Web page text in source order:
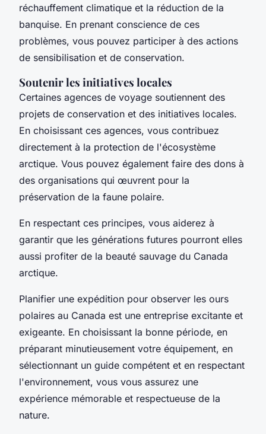
réchauffement climatique et la réduction de la
banquise. En prenant conscience de ces
problèmes, vous pouvez participer à des actions
de sensibilisation et de conservation.
Soutenir les initiatives locales
Certaines agences de voyage soutiennent des
projets de conservation et des initiatives locales.
En choisissant ces agences, vous contribuez
directement à la protection de l'écosystème
arctique. Vous pouvez également faire des dons à
des organisations qui œuvrent pour la
préservation de la faune polaire.
En respectant ces principes, vous aiderez à
garantir que les générations futures pourront elles
aussi profiter de la beauté sauvage du Canada
arctique.
Planifier une expédition pour observer les ours
polaires au Canada est une entreprise excitante et
exigeante. En choisissant la bonne période, en
préparant minutieusement votre équipement, en
sélectionnant un guide compétent et en respectant
l'environnement, vous vous assurez une
expérience mémorable et respectueuse de la
nature.